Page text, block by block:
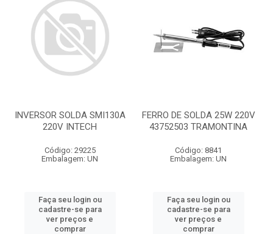
INVERSOR SOLDA SMI130A
220V INTECH
Código: 29225
Embalagem: UN
Faça seu login ou
cadastre-se para
ver preços e
comprar
FERRO DE SOLDA 25W 220V
43752503 TRAMONTINA
Código: 8841
Embalagem: UN
Faça seu login ou
cadastre-se para
ver preços e
comprar